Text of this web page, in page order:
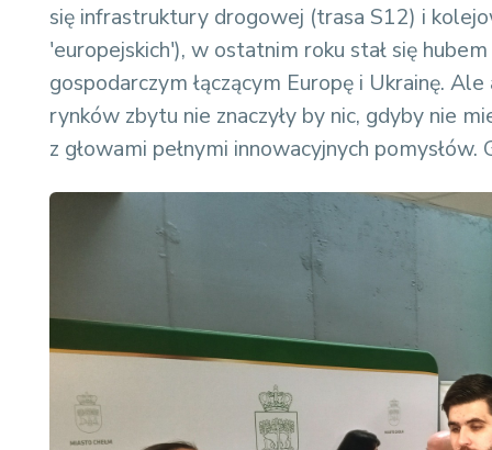
się infrastruktury drogowej (trasa S12) i
'europejskich'), w ostatnim roku stał się
gospodarczym łączącym Europę i Ukrainę.
rynków zbytu nie znaczyły by nic, gdyby nie
z głowami pełnymi innowacyjnych pomysłów.